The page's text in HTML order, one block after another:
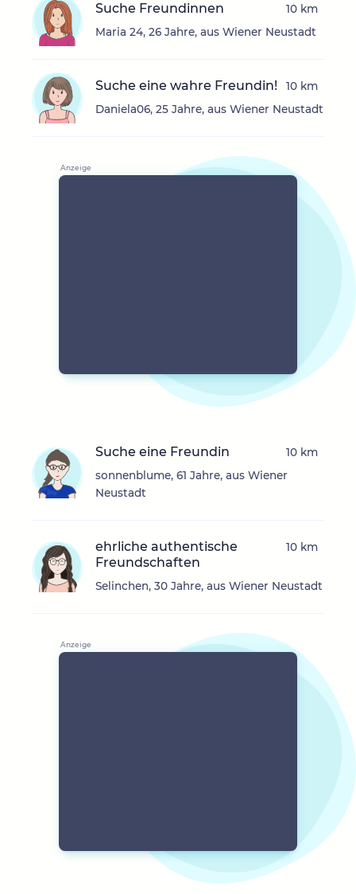
Suche Freundinnen
Maria 24, 26 Jahre, aus Wiener Neustadt
10 km
Suche eine wahre Freundin!
Daniela06, 25 Jahre, aus Wiener Neustadt
10 km
Suche eine Freundin
sonnenblume, 61 Jahre, aus Wiener
Neustadt
10 km
ehrliche authentische
Freundschaften
Selinchen, 30 Jahre, aus Wiener Neustadt
10 km